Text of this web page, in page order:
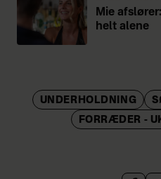
Mie
helt alene
UNDERHOLDNING
FORRÆDER -